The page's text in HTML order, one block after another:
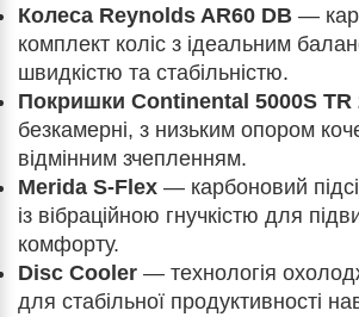
Колеса Reynolds AR60 DB —
комплект коліс з ідеальним
швидкістю та стабільністю.
Покришки Continental 5000S TR
безкамерні, з низьким опором
відмінним зчепленням.
Merida S-Flex — карбоновий
із вібраційною гнучкістю для
комфорту.
Disc Cooler — технологія
для стабільної продуктивності